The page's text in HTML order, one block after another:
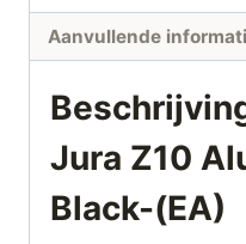
Aanvullende
Jura Z10
Black-(EA)